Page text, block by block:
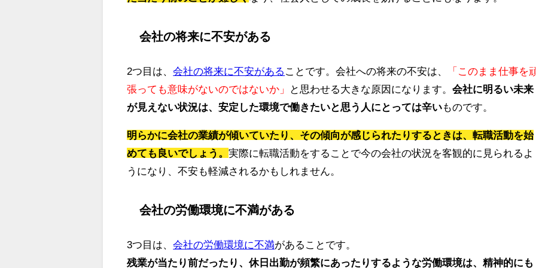
会社の将来に不安がある
2つ目は、会社の将来に不安がある ことです。会社への将来の不安は、
「このまま仕事を
張っても意味がないのではないか」
と思わせる大きな原因になります。会社に明るい未来
が見えない状況は、安定した環境で働きたいと思う人にとっては辛いものです。
明らかに会社の業績が傾いていたり、その傾向が感じられたりするときは、転職活動を始
めても良いでしょう。実際に転職活動をすることで今の会社の状況を客観的に見られるよ
うになり、不安も軽減されるかもしれません。
会社の労働環境に不満がある
3つ目は、会社の労働環境に不満があることです。
残業が当たり前だったり、休日出勤が頻繁にあったりするような労働環境は、精神的にも